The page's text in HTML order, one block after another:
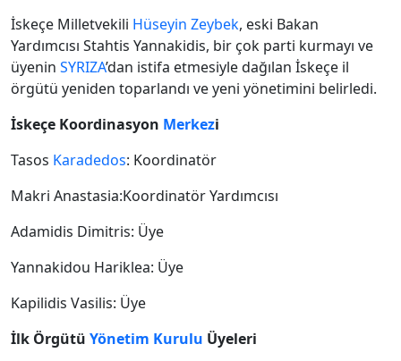
İskeçe Milletvekili Hüseyin Zeybek, eski Bakan
Yardımcısı Stahtis Yannakidis, bir çok parti kurmayı ve
üyenin SYRIZA’dan istifa etmesiyle dağılan İskeçe il
örgütü yeniden toparlandı ve yeni yönetimini belirledi.
İskeçe Koordinasyon Merkezi
Tasos Karadedos: Koordinatör
Makri Anastasia:Koordinatör Yardımcısı
Adamidis Dimitris: Üye
Yannakidou Hariklea: Üye
Kapilidis Vasilis: Üye
İlk Örgütü Yönetim Kurulu Üyeleri